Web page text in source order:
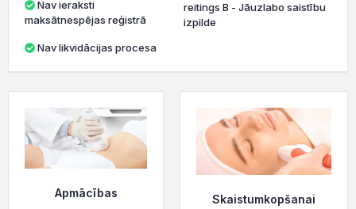
maksātnespējas reģistrā
Nav likvidācijas procesa
reitings B - Jāuzlabo saistību
izpilde
Apmācības Skaistumkopšanai